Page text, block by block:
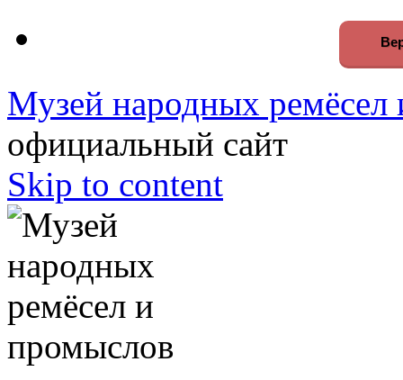
Музей народных ремёсел
официальный сайт
Skip to content